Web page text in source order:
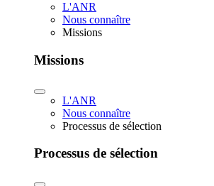
L'ANR
Nous connaître
Missions
Missions
L'ANR
Nous connaître
Processus de sélection
Processus de sélection